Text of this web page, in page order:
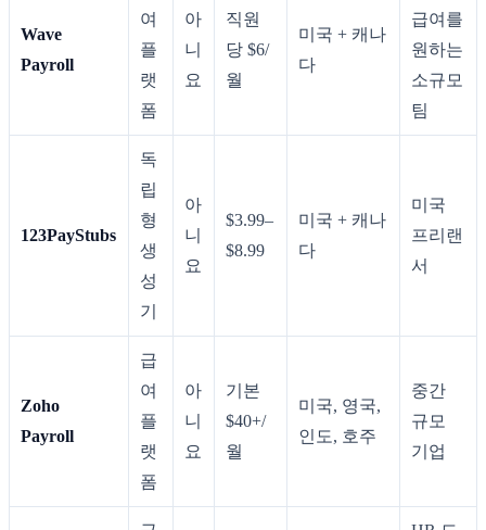
Wave
Payroll
여
플
랫
폼
아
니
요
직원
당 $6/
월
미국 + 캐나
다
급여를
원하는
소규모
팀
123PayStubs
독
립
형
생
성
기
아
니
요
$3.99–
$8.99
미국 + 캐나
다
미국
프리랜
서
Zoho
Payroll
급
여
플
랫
폼
아
니
요
기본
$40+/
월
미국, 영국,
인도, 호주
중간
규모
기업